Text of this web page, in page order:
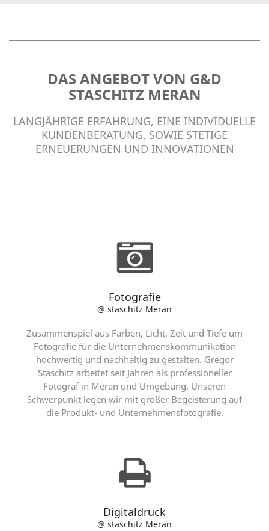
DAS ANGEBOT VON G&D
STASCHITZ MERAN
LANGJÄHRIGE ERFAHRUNG, EINE INDIVIDUELLE
KUNDENBERATUNG, SOWIE STETIGE
ERNEUERUNGEN UND INNOVATIONEN
Fotografie
@ staschitz Meran
Zusammenspiel aus Farben, Licht, Zeit und Tiefe um
Fotografie für die Unternehmenskommunikation
hochwertig und nachhaltig zu gestalten. Gregor
Staschitz arbeitet seit Jahren als professioneller
Fotograf in Meran und Umgebung. Unseren
Schwerpunkt legen wir mit großer Begeisterung auf
die Produkt- und Unternehmensfotografie.
Digitaldruck
@ staschitz Meran